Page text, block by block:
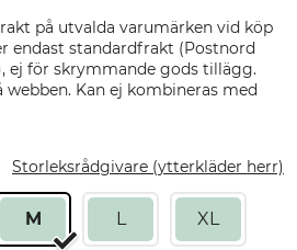
på utvalda varumärken vid köp
endast standardfrakt (Postnord
ej för skrymmande gods tillägg.
webben. Kan ej kombineras med
Storleksrådgivare (ytterkläder herr)
M L XL